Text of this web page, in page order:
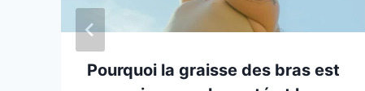
Pourquoi la graisse des bras est